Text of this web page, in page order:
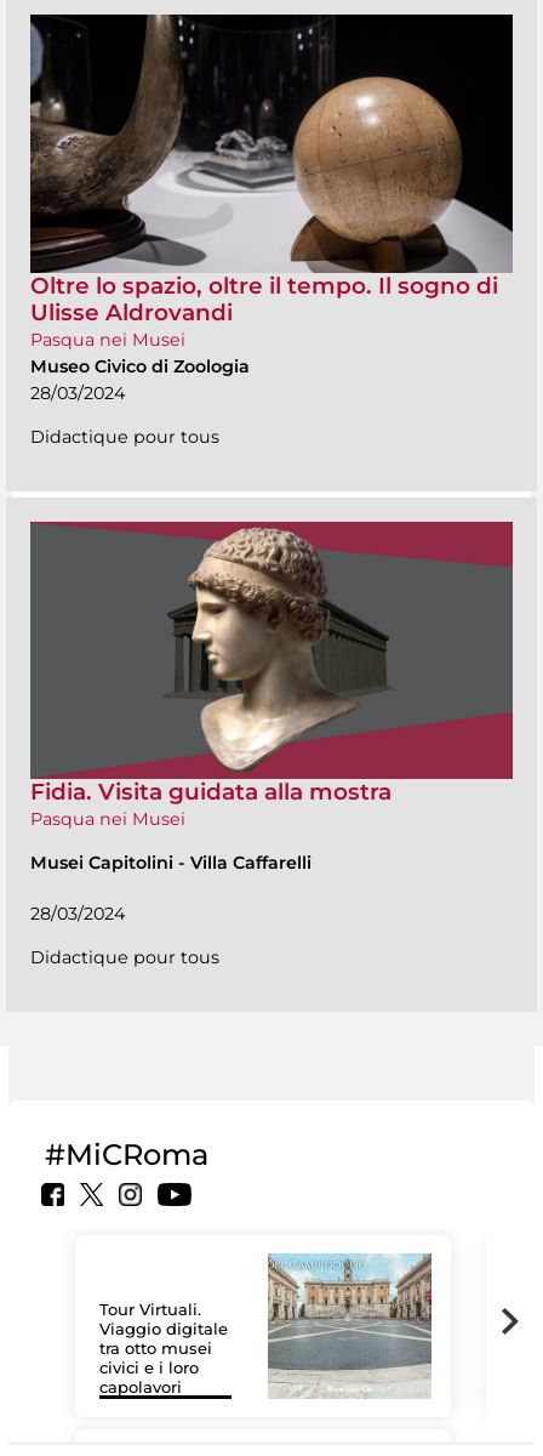
Oltre lo spazio, oltre il tempo. Il sogno di
Ulisse Aldrovandi
Pasqua nei Musei
Museo Civico di Zoologia
28/03/2024
Didactique pour tous
Fidia. Visita guidata alla mostra
Pasqua nei Musei
Musei Capitolini - Villa Caffarelli
28/03/2024
Didactique pour tous
#MiCRoma
Tour Virtuali.
Viaggio digitale
tra otto musei
civici e i loro
capolavori